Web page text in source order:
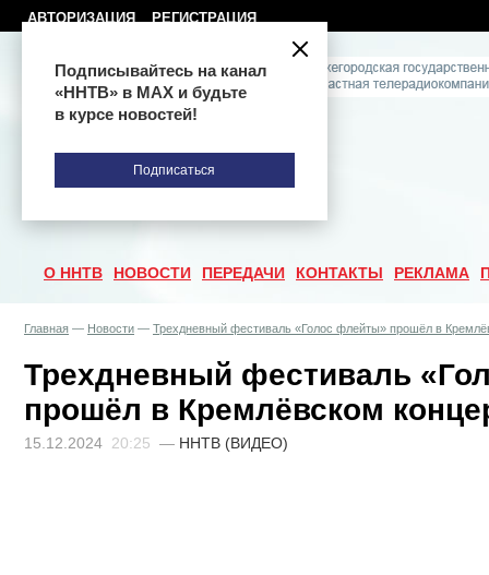
АВТОРИЗАЦИЯ РЕГИСТРАЦИЯ
О ННТВ НОВОСТИ ПЕРЕДАЧИ КОНТАКТЫ РЕКЛАМА
Главная — Новости — Трехдневный фестиваль «Голос флейты» прошёл в
Трехдневный фестиваль
прошёл в Кремлёвском
15.12.2024 20:25 — ННТВ (ВИДЕО)
Подписывайтесь на канал
«ННТВ» в МАХ и будьте
в курсе новостей!
Подписаться